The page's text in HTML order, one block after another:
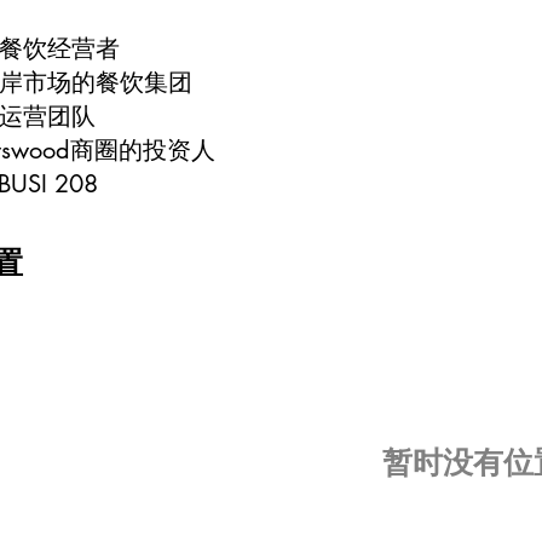
饮经营者
市场的餐饮集团
营团队
商圈的投资人
208
暂时没有